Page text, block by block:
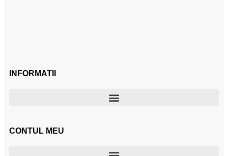
INFORMATII
CONTUL MEU